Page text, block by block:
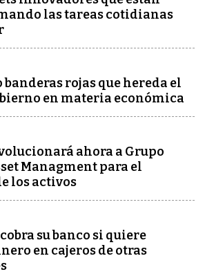
las tareas cotidianas
banderas rojas que hereda el
en materia económica
ahora a Grupo
Managment para el
los activos
su banco si quiere
en cajeros de otras